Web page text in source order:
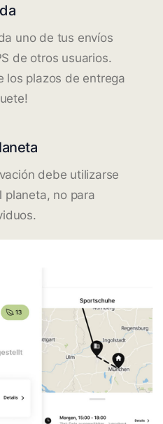
uno de tus envíos
de otros usuarios.
los plazos de entrega
debe utilizarse
planeta, no para